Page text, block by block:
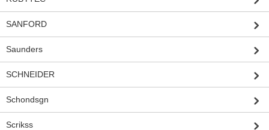
SANFORD
Saunders
SCHNEIDER
Schondsgn
Scrikss